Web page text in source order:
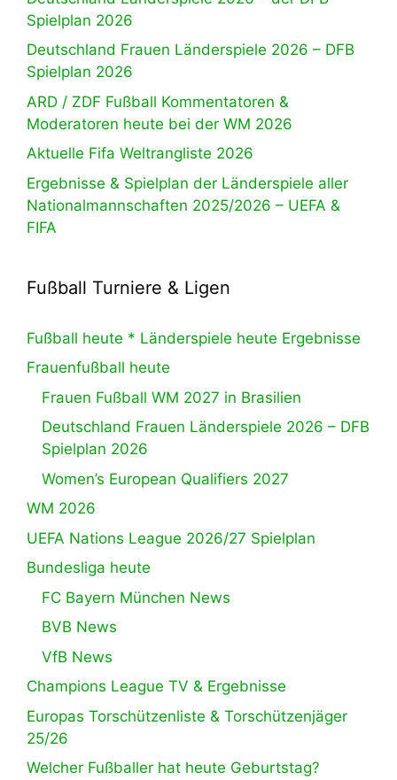
Spielplan 2026
Deutschland Frauen Länderspiele 2026 – DFB
Spielplan 2026
ARD / ZDF Fußball Kommentatoren &
Moderatoren heute bei der WM 2026
Aktuelle Fifa Weltrangliste 2026
Ergebnisse & Spielplan der Länderspiele aller
Nationalmannschaften 2025/2026 – UEFA &
FIFA
Fußball Turniere & Ligen
Fußball heute * Länderspiele heute Ergebnisse
Frauenfußball heute
Frauen Fußball WM 2027 in Brasilien
Deutschland Frauen Länderspiele 2026 – DFB
Spielplan 2026
Women’s European Qualifiers 2027
WM 2026
UEFA Nations League 2026/27 Spielplan
Bundesliga heute
FC Bayern München News
BVB News
VfB News
Champions League TV & Ergebnisse
Europas Torschützenliste & Torschützenjäger
25/26
Welcher Fußballer hat heute Geburtstag?